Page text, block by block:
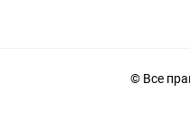
© Все